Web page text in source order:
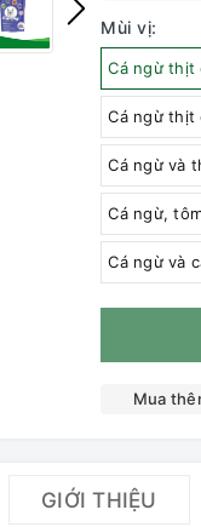
Mùi vị:
Cá ngừ thịt
Cá ngừ thịt
Cá ngừ và
Cá ngừ,
Cá ngừ và
Mua
GIỚI THIỆU